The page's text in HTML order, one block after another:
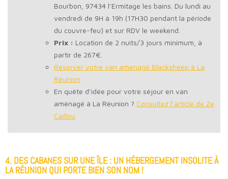
Bourbon, 97434 l’Ermitage les bains. Du lundi au
vendredi de 9H à 19h (17H30 pendant la période
du couvre-feu) et sur RDV le weekend.
Prix : Location de 2 nuits/3 jours minimum, à
partir de 267€.
Réserver votre van aménagé Blacksheep à La
Réunion
En quête d’idée pour votre séjour en van
aménagé à La Réunion ? Consultez l’article de Ze
Caillou
4. DES CABANES SUR UNE ÎLE : UN HÉBERGEMENT INSOLITE À
LA RÉUNION QUI PORTE BIEN SON NOM !